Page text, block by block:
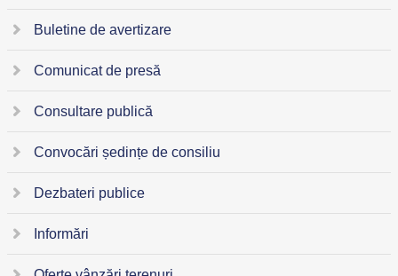
Buletine de avertizare
Comunicat de presă
Consultare publică
Convocări ședințe de consiliu
Dezbateri publice
Informări